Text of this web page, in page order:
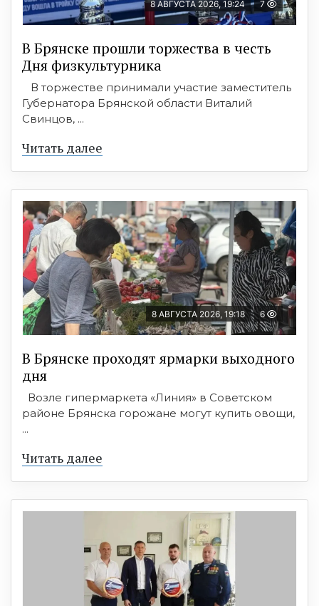
8 АВГУСТА 2026, 19:24 7
В Брянске прошли торжества в честь
Дня физкультурника
В торжестве принимали участие заместитель
Губернатора Брянской области Виталий
Свинцов, ...
Читать далее
8 АВГУСТА 2026, 19:18 6
В Брянске проходят ярмарки выходного
дня
Возле гипермаркета «Линия» в Советском
районе Брянска горожане могут купить овощи,
...
Читать далее